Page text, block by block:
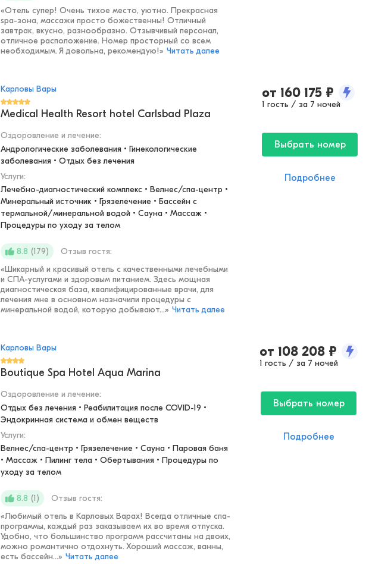
«Отель супер! Очень тихое место, уютно. Прекрасная
spa-зона, массажи просто божественны! Отличный
завтрак, вкусно, разнообразно. Отзывчивый персонал,
отличное расположение. Номер просторный со всем
необходимым. Я довольна, рекомендую!» Читать далее
Карловы Вары
Medical Health Resort hotel Carlsbad Plaza
Оздоровление и лечение:
Андрологические заболевания • Гинекологические
заболевания • Отдых без лечения
Услуги:
Лечебно-диагностический комплекс • Велнес/спа-центр •
Минеральный источник • Грязелечение • Бассейн с
термальной/минеральной водой • Сауна • Массаж •
Процедуры по уходу за телом
8.8 (179)
Отзыв гостя:
«Шикарный и красивый отель с качественными лечебными
и СПА-услугами и здоровым питанием. Здесь мощная
диагностическая база, квалифицированные врачи, для
лечения мне в основном назначили процедуры с
минеральной водой, которую добывают...» Читать далее
от 160 175 ₽
1 гость / за 7 ночей
Выбрать номер
Подробнее
Карловы Вары
Boutique Spa Hotel Aqua Marina
Оздоровление и лечение:
Отдых без лечения • Реабилитация после COVID-19 •
Эндокринная система и обмен веществ
Услуги:
Велнес/спа-центр • Грязелечение • Сауна • Паровая баня
• Массаж • Пилинг тела • Обертывания • Процедуры по
уходу за телом
8.8 (1)
Отзыв гостя:
«Любимый отель в Карловых Варах! Всегда отличные спа-
программы, каждый раз заказываем их во время отпуска.
Удобно, что большинство программ рассчитаны на двоих,
можно романтично отдохнуть. Хороший массаж, ванны,
есть бассейн...» Читать далее
от 108 208 ₽
1 гость / за 7 ночей
Выбрать номер
Подробнее